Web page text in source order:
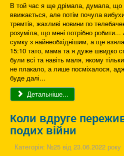
В той час я ще дрімала, думала, що
ввижається, але потім почула
тремтів, жахливі новини по
розуміла, що мені потрібно
сумку з найнеобхіднішим, а ще
15:10 тато, мама та я дуже швидко
були всі та навіть маля, якому
не плакало, а лише посміхалося,
буде далі...
Детальніше...
Коли вдруге
подих війни
Категорія: №25 від 23.06.2022 року